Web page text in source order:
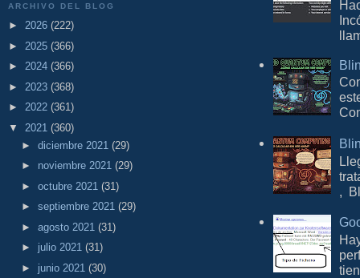
ARCHIVO DEL BLOG
► 2026 (222)
► 2025 (366)
► 2024 (366)
► 2023 (368)
► 2022 (361)
▼ 2021 (360)
► diciembre 2021 (29)
► noviembre 2021 (29)
► octubre 2021 (31)
► septiembre 2021 (29)
► agosto 2021 (31)
► julio 2021 (31)
► junio 2021 (30)
,